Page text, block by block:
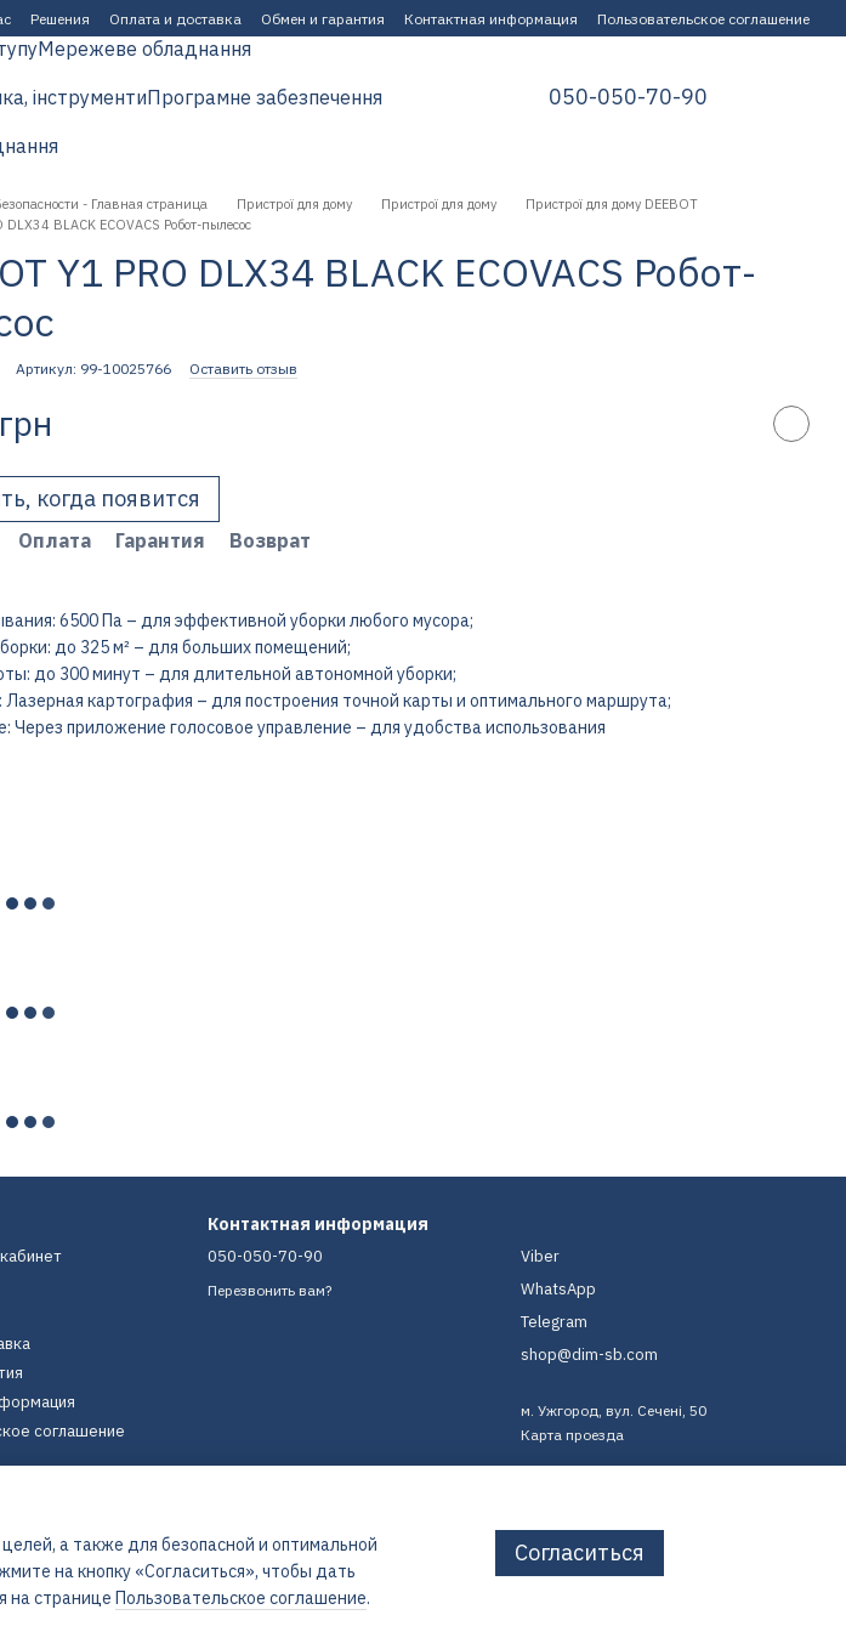
Решения Оплата и доставка Обмен и гарантия Контактная информация Пользовательское соглашение
Мережеве обладнання
інструментиПрограмне забезпечення
050-050-70-90
- Главная страница Пристрої для дому Пристрої для дому
Пристрої для дому DEEBOT
DLX34 BLACK ECOVACS Робот-пылесос
Y1 PRO DLX34 BLACK ECOVACS Робот-
Артикул: 99-10025766 Оставить отзыв
когда появится
Оплата Гарантия
Возврат
6500 Па – для эффективной уборки любого мусора;
до 325 м² – для больших помещений;
до 300 минут – для длительной автономной уборки;
Лазерная картография – для построения точной карты и оптимального маршрута;
Через приложение голосовое управление – для удобства использования
соглашение
Контактная информация
050-050-70-90
Перезвонить вам?
Viber
WhatsApp
Telegram
shop@dim-sb.com
м. Ужгород, вул. Сечені, 50
Карта проезда
а также для безопасной и оптимальной
на кнопку «Согласиться», чтобы дать
на странице Пользовательское соглашение.
Согласиться